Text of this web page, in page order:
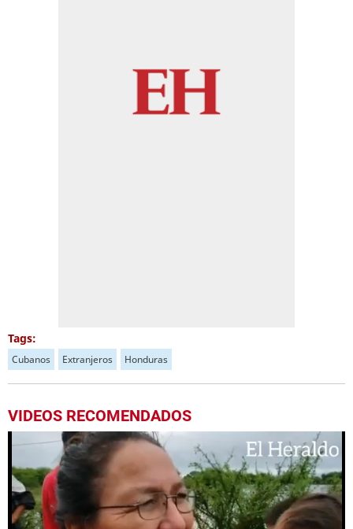
Tags:
Cubanos Extranjeros Honduras
VIDEOS RECOMENDADOS